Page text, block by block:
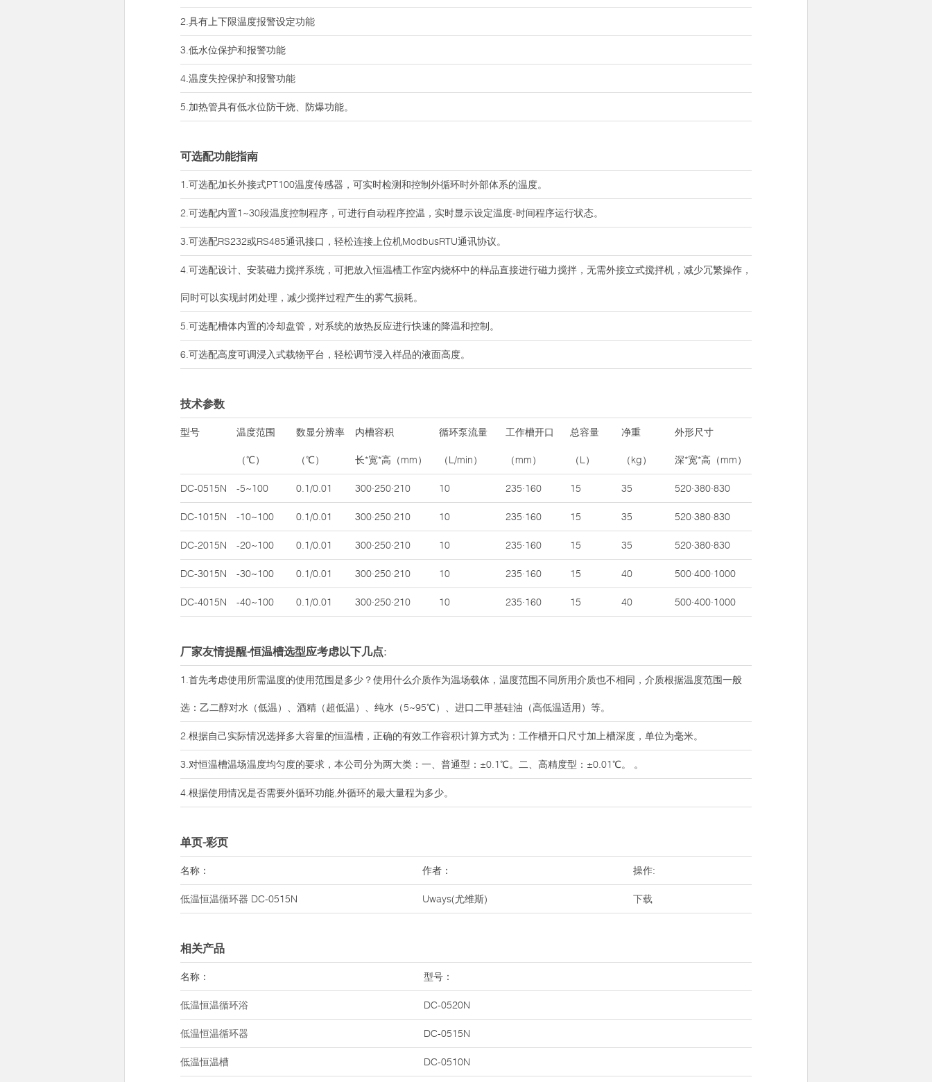
2.具有上下限温度报警设定功能
3.低水位保护和报警功能
4.温度失控保护和报警功能
5.加热管具有低水位防干烧、防爆功能。
可选配功能指南
1.可选配加长外接式PT100温度传感器，可实时检测和控制外循环时外部体系的温度。
2.可选配内置1~30段温度控制程序，可进行自动程序控温，实时显示设定温度-时间程序运行状态。
3.可选配RS232或RS485通讯接口，轻松连接上位机ModbusRTU通讯协议。
4.可选配设计、安装磁力搅拌系统，可把放入恒温槽工作室内烧杯中的样品直接进行磁力搅拌，无需外接立式搅拌机，减少冗繁操作，
同时可以实现封闭处理，减少搅拌过程产生的雾气损耗。
5.可选配槽体内置的冷却盘管，对系统的放热反应进行快速的降温和控制。
6.可选配高度可调浸入式载物平台，轻松调节浸入样品的液面高度。
技术参数
型号 温度范围
（℃）
数显分辨率
（℃）
内槽容积
长*宽*高（mm）
循环泵流量
（L/min）
工作槽开口
（mm）
总容量
（L）
净重
（kg）
外形尺寸
深*宽*高（mm）
DC-0515N -5~100 0.1/0.01 300·250·210 10 235·160 15 35 520·380·830
DC-1015N -10~100 0.1/0.01 300·250·210 10 235·160 15 35 520·380·830
DC-2015N -20~100 0.1/0.01 300·250·210 10 235·160 15 35 520·380·830
DC-3015N -30~100 0.1/0.01 300·250·210 10 235·160 15 40 500·400·1000
DC-4015N -40~100 0.1/0.01 300·250·210 10 235·160 15 40 500·400·1000
厂家友情提醒-恒温槽选型应考虑以下几点:
1.首先考虑使用所需温度的使用范围是多少？使用什么介质作为温场载体，温度范围不同所用介质也不相同，介质根据温度范围一般
选：乙二醇对水（低温）、酒精（超低温）、纯水（5~95℃）、进口二甲基硅油（高低温适用）等。
2.根据自己实际情况选择多大容量的恒温槽，正确的有效工作容积计算方式为：工作槽开口尺寸加上槽深度，单位为毫米。
3.对恒温槽温场温度均匀度的要求，本公司分为两大类：一、普通型：±0.1℃。二、高精度型：±0.01℃。 。
4.根据使用情况是否需要外循环功能,外循环的最大量程为多少。
单页-彩页
名称： 作者： 操作:
低温恒温循环器 DC-0515N Uways(尤维斯) 下载
相关产品
名称： 型号：
低温恒温循环浴 DC-0520N
低温恒温循环器 DC-0515N
低温恒温槽 DC-0510N